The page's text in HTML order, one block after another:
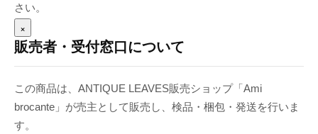
さい。
×
販売者・受付窓口について
この商品は、ANTIQUE LEAVES販売ショップ「Ami
brocante」が売主として販売し、検品・梱包・発送を行いま
す。